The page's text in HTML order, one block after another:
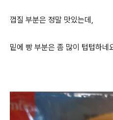
껍질 부분은 정말 맛있는데,
밑에 빵 부분은 좀 많이 텁텁하네